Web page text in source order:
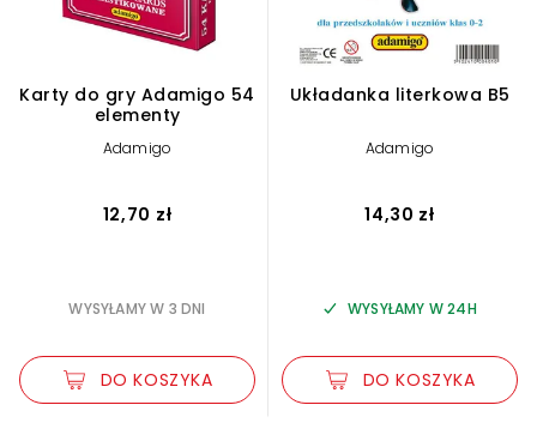
Karty do gry Adamigo 54
elementy
Adamigo
12,70 zł
WYSYŁAMY W 3 DNI
DO KOSZYKA
Układanka literkowa B5
Adamigo
14,30 zł
WYSYŁAMY W 24H
DO KOSZYKA